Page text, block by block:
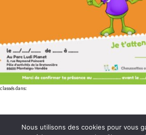
classés dans:
3, rue Henri Poincaré
Nous utilisons des cookies pour vous